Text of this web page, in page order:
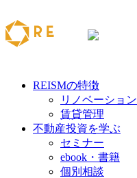
REISMの特徴
リノベーション
賃貸管理
不動産投資を学ぶ
セミナー
ebook・書籍
個別相談